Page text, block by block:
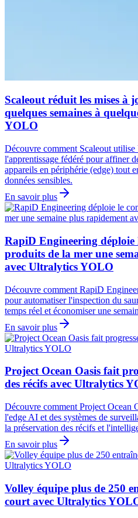
Scaleout réduit les mises à
quelques semaines à
YOLO
Découvre comment Scaleout
l'apprentissage fédéré pour affiner
appareils en périphérie (edge) tout
données sensibles.
En savoir plus
RapiD Engineering déploie
produits de la mer une
avec Ultralytics YOLO
Découvre comment RapiD
pour automatiser l'inspection du
temps réel et économiser une
En savoir plus
Project Ocean Oasis fait
des récifs avec Ultralytics
Découvre comment Project
l'edge AI et des systèmes de
la préservation des récifs et
En savoir plus
Volley équipe plus de 250
court avec Ultralytics